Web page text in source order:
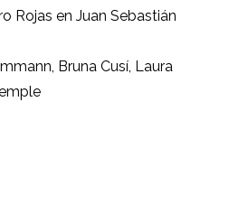
Rojas en Juan Sebastián
Bruna Cusí, Laura